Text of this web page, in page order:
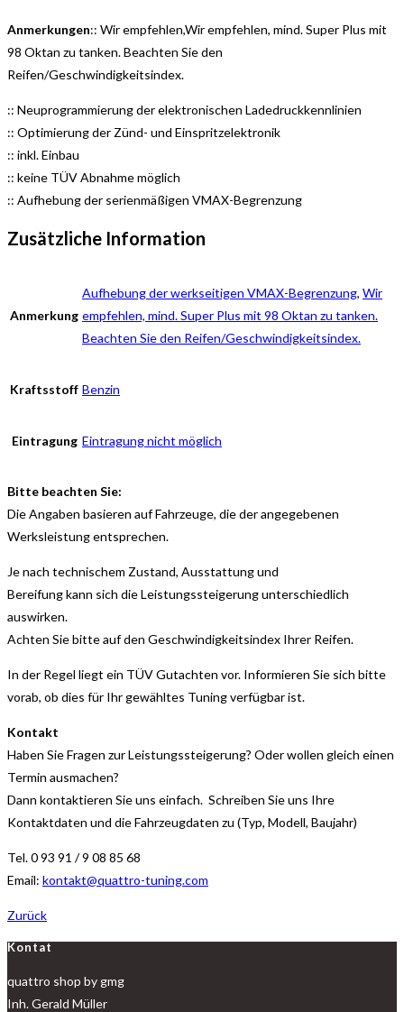
Anmerkungen:: Wir empfehlen,Wir empfehlen, mind. Super Plus mit
98 Oktan zu tanken. Beachten Sie den
Reifen/Geschwindigkeitsindex.
:: Neuprogrammierung der elektronischen Ladedruckkennlinien
:: Optimierung der Zünd- und Einspritzelektronik
:: inkl. Einbau
:: keine TÜV Abnahme möglich
:: Aufhebung der serienmäßigen VMAX-Begrenzung
Zusätzliche Information
Anmerkung
Aufhebung der werkseitigen VMAX-Begrenzung, Wir
empfehlen, mind. Super Plus mit 98 Oktan zu tanken.
Beachten Sie den Reifen/Geschwindigkeitsindex.
Kraftsstoff Benzin
Eintragung Eintragung nicht möglich
Bitte beachten Sie:
Die Angaben basieren auf Fahrzeuge, die der angegebenen
Werksleistung entsprechen.
Je nach technischem Zustand, Ausstattung und
Bereifung kann sich die Leistungssteigerung unterschiedlich
auswirken.
Achten Sie bitte auf den Geschwindigkeitsindex Ihrer Reifen.
In der Regel liegt ein TÜV Gutachten vor. Informieren Sie sich bitte
vorab, ob dies für Ihr gewähltes Tuning verfügbar ist.
Kontakt
Haben Sie Fragen zur Leistungssteigerung? Oder wollen gleich einen
Termin ausmachen?
Dann kontaktieren Sie uns einfach. Schreiben Sie uns Ihre
Kontaktdaten und die Fahrzeugdaten zu (Typ, Modell, Baujahr)
Tel. 0 93 91 / 9 08 85 68
Email: kontakt@quattro-tuning.com
Zurück
Kontat
quattro shop by gmg
Inh. Gerald Müller